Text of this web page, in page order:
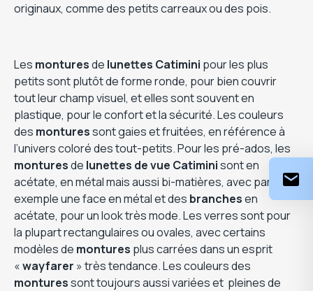
originaux, comme des petits carreaux ou des pois.
Les monturesde lunettes Catimini pour les plus
petits sont plutôt de forme ronde, pour bien couvrir
tout leur champ visuel, et elles sont souvent en
plastique, pour le confort et la sécurité. Les couleurs
des monturessont gaies et fruitées, en référence à
l’univers coloré des tout-petits. Pour les pré-ados, les
monturesde lunettes de vue Catiminisont en
acétate, en métal mais aussi bi-matières, avec par
exemple une face en métal et des branchesen
acétate, pour un look très mode. Les verres sont pour
la plupart rectangulaires ou ovales, avec certains
modèles de montures plus carrées dans un esprit
«wayfarer » très tendance. Les couleurs des
monturessont toujours aussi variées et pleines de